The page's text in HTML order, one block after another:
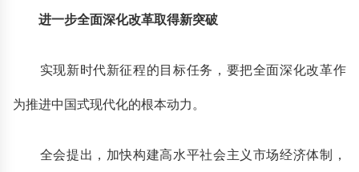
进一步全面深化改革取得新突破
实现新时代新征程的目标任务，要把全面深化改革作
为推进中国式现代化的根本动力。
全会提出，加快构建高水平社会主义市场经济体制，